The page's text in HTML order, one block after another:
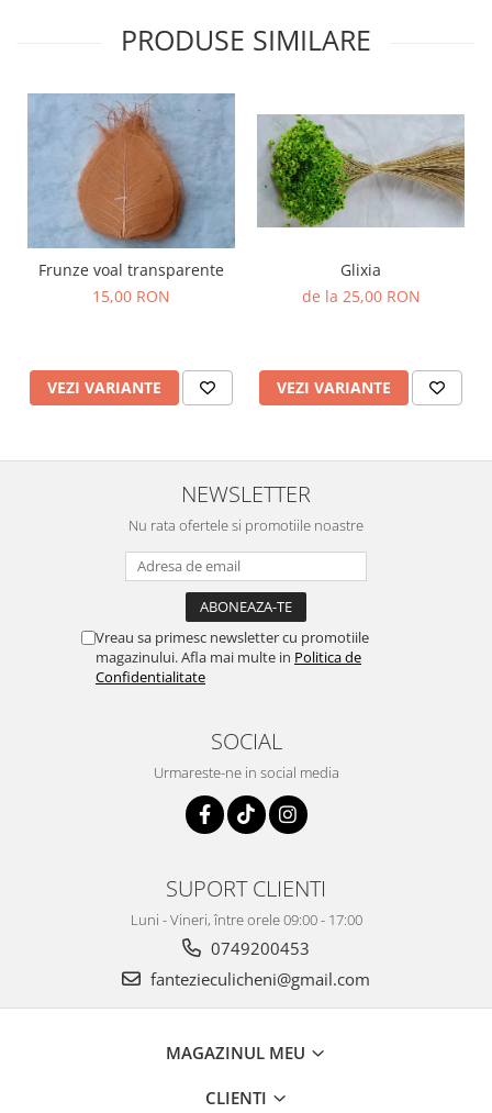
PRODUSE SIMILARE
Frunze voal transparente
15,00 RON
VEZI VARIANTE
Glixia
de la 25,00 RON
VEZI VARIANTE
NEWSLETTER
Nu rata ofertele si promotiile noastre
Vreau sa primesc newsletter cu promotiile
magazinului. Afla mai multe in Politica de
Confidentialitate
SOCIAL
Urmareste-ne in social media
SUPORT CLIENTI
Luni - Vineri, între orele 09:00 - 17:00
0749200453
fantezieculicheni@gmail.com
MAGAZINUL MEU
CLIENTI